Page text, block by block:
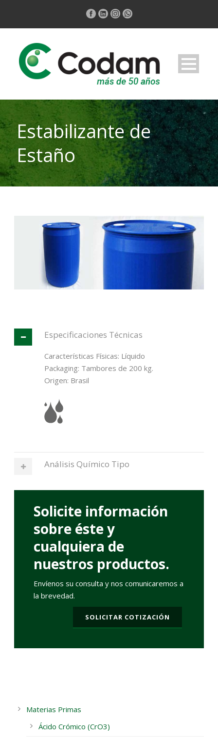
Español
Estabilizante de
Estaño
Especificaciones Técnicas
Características Físicas: Líquido
Packaging: Tambores de 200 kg.
Origen: Brasil
Análisis Químico Tipo
Solicite información
sobre éste y
cualquiera de
nuestros productos.
Envíenos su consulta y nos comunicaremos a
la brevedad.
SOLICITAR COTIZACIÓN
Materias Primas
Ácido Crómico (CrO3)